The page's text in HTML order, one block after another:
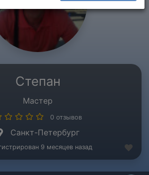
Степан
Мастер
0 отзывов
Санкт-Петербург
9 месяцев назад